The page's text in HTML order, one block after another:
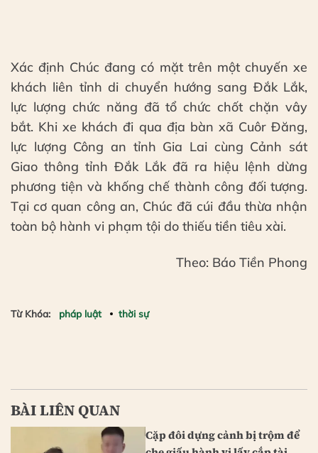
Xác định Chúc đang có mặt trên một chuyến xe
khách liên tỉnh di chuyển hướng sang Đắk Lắk,
lực lượng chức năng đã tổ chức chốt chặn vây
bắt. Khi xe khách đi qua địa bàn xã Cuôr Đăng,
lực lượng Công an tỉnh Gia Lai cùng Cảnh sát
Giao thông tỉnh Đắk Lắk đã ra hiệu lệnh dừng
phương tiện và khống chế thành công đối tượng.
Tại cơ quan công an, Chúc đã cúi đầu thừa nhận
toàn bộ hành vi phạm tội do thiếu tiền tiêu xài.
Theo: Báo Tiền Phong
Từ Khóa: pháp luật thời sự
BÀI LIÊN QUAN
Cặp đôi dựng cảnh bị trộm để